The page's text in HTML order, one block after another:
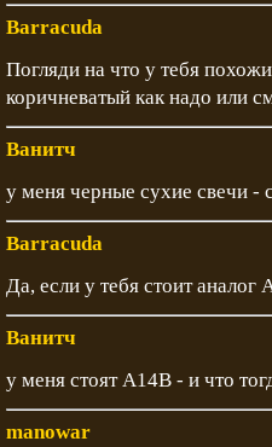
Barracuda
Погляди на что у тебя
коричневатый как надо или
Ванитч
у меня черные сухие свечи -
Barracuda
Да, если у тебя стоит аналог
Ванитч
у меня стоят А14В - и что
manowar